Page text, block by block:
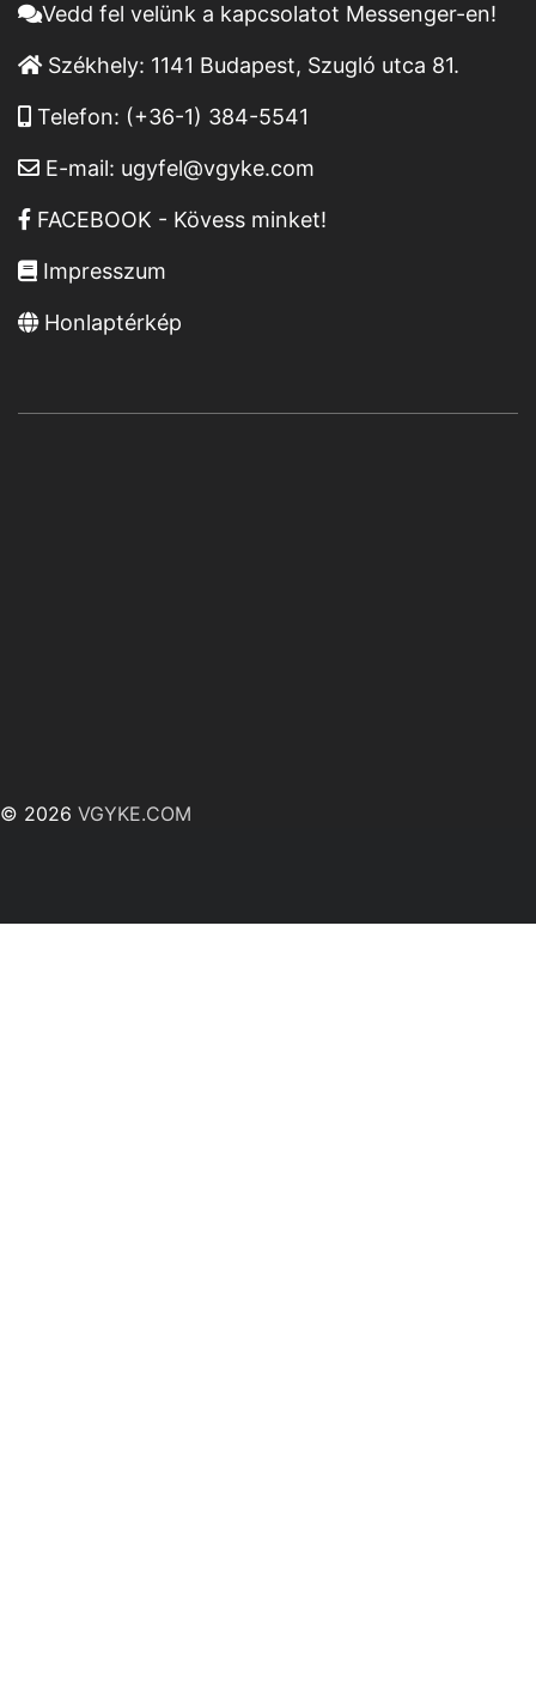
Vedd fel velünk a kapcsolatot Messenger-en!
Székhely: 1141 Budapest, Szugló utca 81.
Telefon: (+36-1) 384-5541
E-mail: ugyfel@vgyke.com
FACEBOOK - Kövess minket!
Impresszum
Honlaptérkép
© 2026 VGYKE.COM